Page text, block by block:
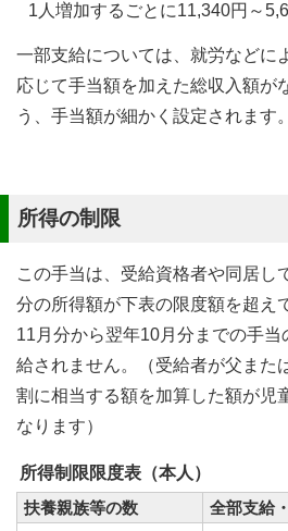
1人増加するごとに11,340円～
一部支給については、就労などに
応じて手当額を加えた総収入額が
う、手当額が細かく設定されます。
所得の制限
この手当は、受給資格者や同居し
分の所得額が下表の限度額を超え
11月分から翌年10月分までの手
給されません。（受給者が父また
割に相当する額を加算した額が児
なります）
所得制限限度表（本人）
扶養親族等の数
全部支給